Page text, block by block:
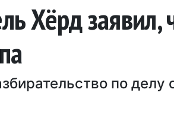
Хёрд заявил,
по делу